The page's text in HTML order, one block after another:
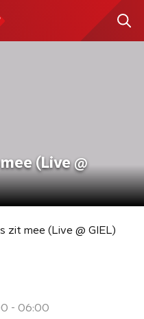
(Live @
zit mee (Live @ GIEL)
- 06:00